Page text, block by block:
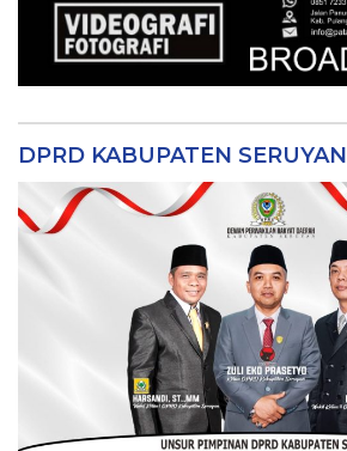
DPRD KABUPATEN SERUYAN